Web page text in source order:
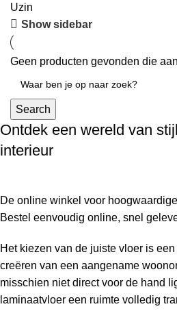
Uzin
Show sidebar
Geen producten gevonden die
Search
Ontdek een wereld van
interieur
De online winkel voor
Bestel eenvoudig online, snel
Het kiezen van de juiste vloer is
creëren van een aangename
misschien niet direct voor de hand
laminaatvloer een ruimte volledig